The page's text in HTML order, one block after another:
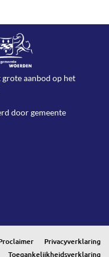
aanbod op het
doorgemeente
Privacyverklaring
Toegankelijkheidsverklaring